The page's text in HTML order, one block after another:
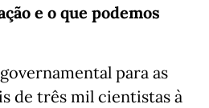
e o que podemos
para as
de três mil cientistas à